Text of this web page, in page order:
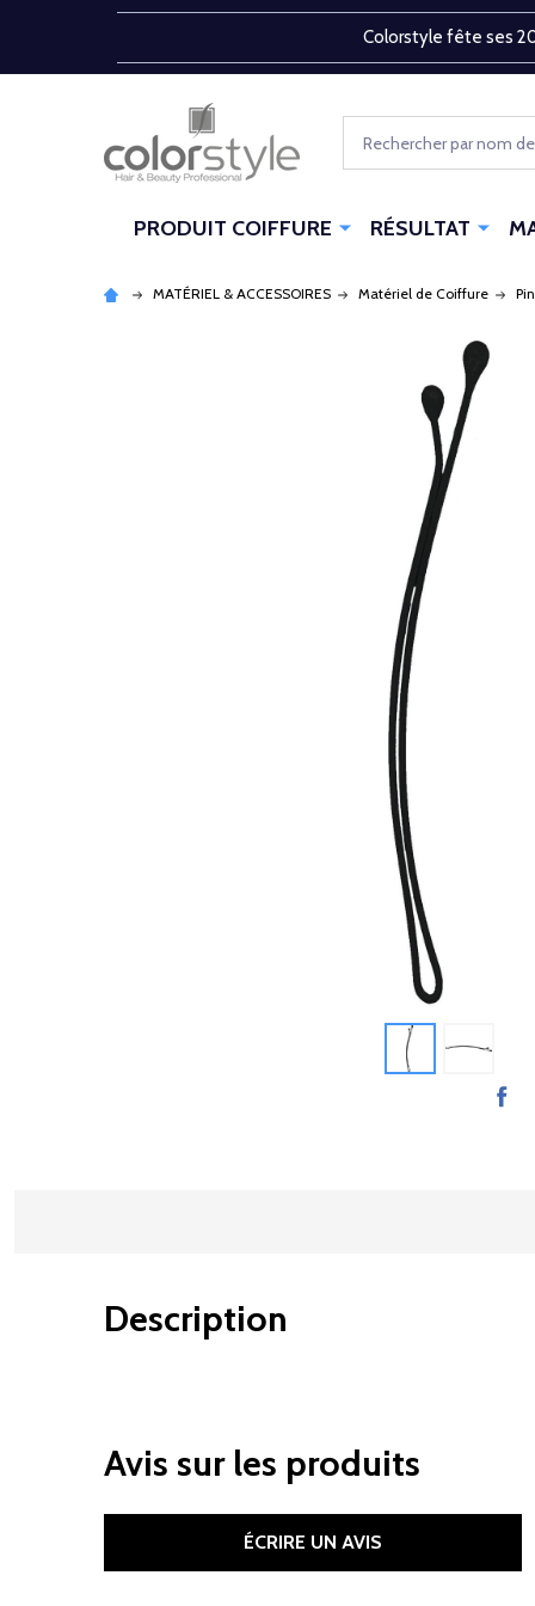
Colorstyle fête ses
PRODUIT COIFFURE RÉSULTAT
MATÉRIEL & ACCESSOIRES Matériel de Coiffure
Description
Avis sur les produits
ÉCRIRE UN AVIS